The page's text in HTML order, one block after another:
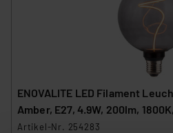
ENOVALITE LED Filament
Amber, E27, 4.9W, 200lm,
Artikel-Nr. 254283